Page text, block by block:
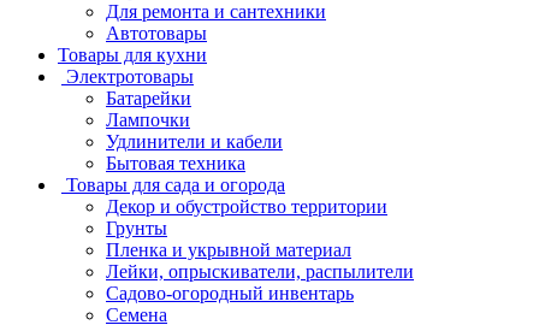
Для ремонта и сантехники
Автотовары
Товары для кухни
Электротовары
Батарейки
Лампочки
Удлинители и кабели
Бытовая техника
Товары для сада и огорода
Декор и обустройство территории
Грунты
Пленка и укрывной материал
Лейки, опрыскиватели, распылители
Садово-огородный инвентарь
Семена